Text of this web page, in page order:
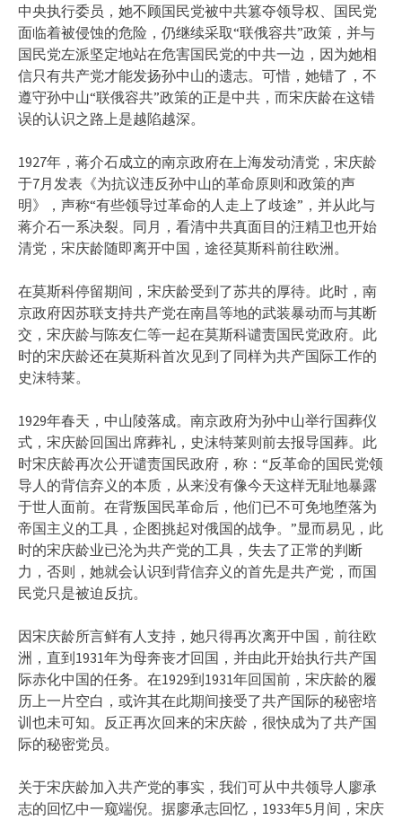
中央执行委员，她不顾国民党被中共篡夺领导权、国民党
面临着被侵蚀的危险，仍继续采取“联俄容共”政策，并与
国民党左派坚定地站在危害国民党的中共一边，因为她相
信只有共产党才能发扬孙中山的遗志。可惜，她错了，不
遵守孙中山“联俄容共”政策的正是中共，而宋庆龄在这错
误的认识之路上是越陷越深。
1927年，蒋介石成立的南京政府在上海发动清党，宋庆龄
于7月发表《为抗议违反孙中山的革命原则和政策的声
明》，声称“有些领导过革命的人走上了歧途”，并从此与
蒋介石一系决裂。同月，看清中共真面目的汪精卫也开始
清党，宋庆龄随即离开中国，途径莫斯科前往欧洲。
在莫斯科停留期间，宋庆龄受到了苏共的厚待。此时，南
京政府因苏联支持共产党在南昌等地的武装暴动而与其断
交，宋庆龄与陈友仁等一起在莫斯科谴责国民党政府。此
时的宋庆龄还在莫斯科首次见到了同样为共产国际工作的
史沫特莱。
1929年春天，中山陵落成。南京政府为孙中山举行国葬仪
式，宋庆龄回国出席葬礼，史沫特莱则前去报导国葬。此
时宋庆龄再次公开谴责国民政府，称：“反革命的国民党领
导人的背信弃义的本质，从来没有像今天这样无耻地暴露
于世人面前。在背叛国民革命后，他们已不可免地堕落为
帝国主义的工具，企图挑起对俄国的战争。”显而易见，此
时的宋庆龄业已沦为共产党的工具，失去了正常的判断
力，否则，她就会认识到背信弃义的首先是共产党，而国
民党只是被迫反抗。
因宋庆龄所言鲜有人支持，她只得再次离开中国，前往欧
洲，直到1931年为母奔丧才回国，并由此开始执行共产国
际赤化中国的任务。在1929到1931年回国前，宋庆龄的履
历上一片空白，或许其在此期间接受了共产国际的秘密培
训也未可知。反正再次回来的宋庆龄，很快成为了共产国
际的秘密党员。
关于宋庆龄加入共产党的事实，我们可从中共领导人廖承
志的回忆中一窥端倪。据廖承志回忆，1933年5月间，宋庆